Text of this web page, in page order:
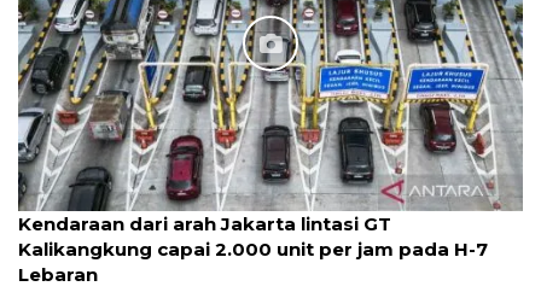
Kendaraan dari arah Jakarta lintasi GT
Kalikangkung capai 2.000 unit per jam pada H-7
Lebaran